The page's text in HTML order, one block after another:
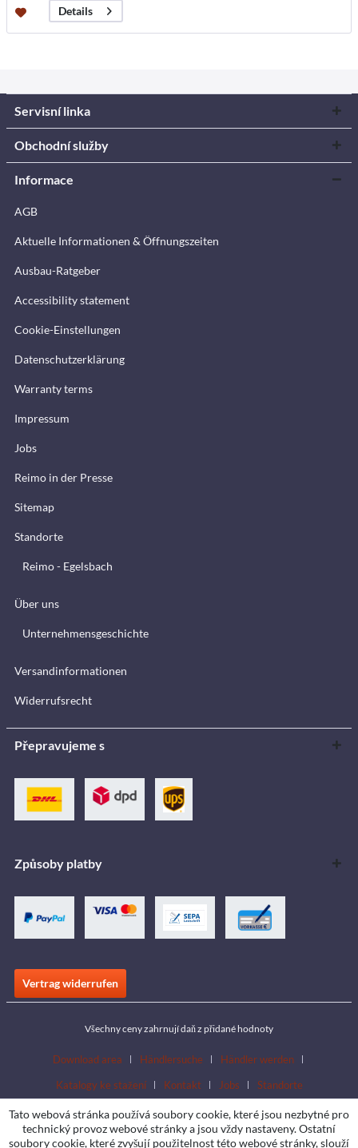
Details
Servisní linka
Obchodní služby
Informace
AGB
Aktuelle Informationen & Öffnungszeiten
Ausbau-Ratgeber
Accessibility statement
Cookie-Einstellungen
Datenschutzerklärung
Warranty terms
Impressum
Jobs
Reimo in der Presse
Sitemap
Standorte
Reimo - Egelsbach
Über uns
Unternehmensgeschichte
Versandinformationen
Widerrufsrecht
Přepravujeme s
Způsoby platby
Vertrag widerrufen
Všechny ceny zahrnují daň z přidané hodnoty
Download area Händlersuche
Händler werden
Katalogy ke stažení
Kontakt Jobs Standorte
Tato webová stránka používá soubory cookie, které jsou nezbytné pro
technický provoz webové stránky a jsou vždy nastaveny. Ostatní
soubory cookie, které zvyšují použitelnost této webové stránky, slouží